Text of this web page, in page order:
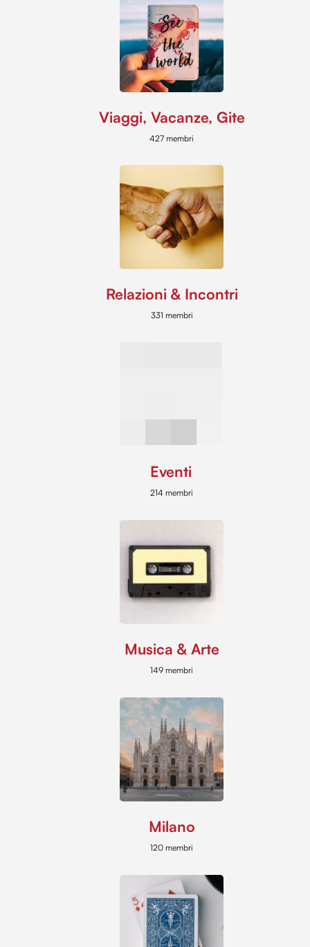
Viaggi, Vacanze, Gite
427 membri
Relazioni & Incontri
331 membri
Eventi
214 membri
Musica & Arte
149 membri
Milano
120 membri